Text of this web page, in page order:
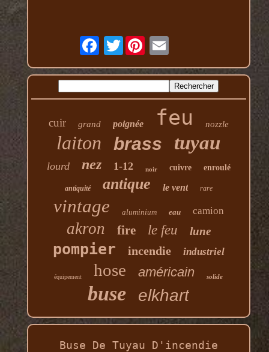
Twitter
cuir grand poignée feu nozzle
laiton brass tuyau
lourd nez 1-12 noir cuivre enroulé
antiquité antique le vent rare
vintage aluminium eau camion
akron fire le feu lune
pompier incendie industriel
équipement hose américain solide
buse elkhart
Buse De Tuyau D'incendie